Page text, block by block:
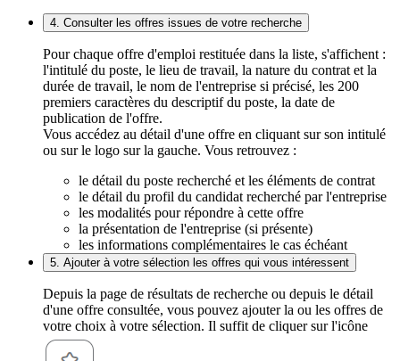
4. Consulter les offres issues de votre recherche
Pour chaque offre d'emploi restituée dans la liste, s'affichent :
l'intitulé du poste, le lieu de travail, la nature du contrat et la
durée de travail, le nom de l'entreprise si précisé, les 200
premiers caractères du descriptif du poste, la date de
publication de l'offre.
Vous accédez au détail d'une offre en cliquant sur son intitulé
ou sur le logo sur la gauche. Vous retrouvez :
le détail du poste recherché et les éléments de contrat
le détail du profil du candidat recherché par l'entreprise
les modalités pour répondre à cette offre
la présentation de l'entreprise (si présente)
les informations complémentaires le cas échéant
5. Ajouter à votre sélection les offres qui vous intéressent
Depuis la page de résultats de recherche ou depuis le détail
d'une offre consultée, vous pouvez ajouter la ou les offres de
votre choix à votre sélection. Il suffit de cliquer sur l'icône